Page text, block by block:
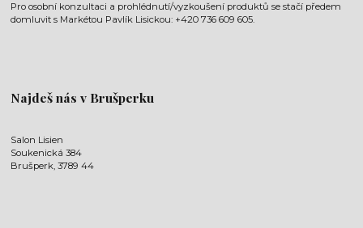
Pro osobní konzultaci a prohlédnutí/vyzkoušení produktů se stačí předem
domluvit s Markétou Pavlík Lisickou: +420 736 609 605.
Najdeš nás v Brušperku
Salon Lisien
Soukenická 384
Brušperk, 3789 44